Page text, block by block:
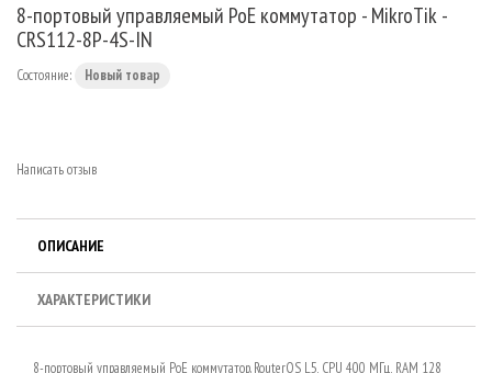
8-портовый управляемый PoE коммутатор - MikroTik -
CRS112-8P-4S-IN
Состояние: Новый товар
Написать отзыв
ОПИСАНИЕ
ХАРАКТЕРИСТИКИ
8-портовый управляемый PoE коммутатор. RouterOS L5, CPU 400 МГц, RAM 128